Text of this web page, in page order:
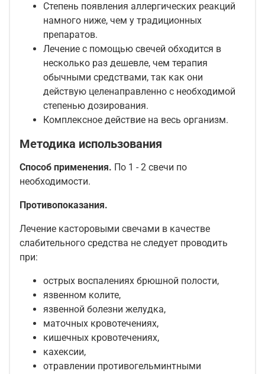
Степень появления аллергических реакций
намного ниже, чем у традиционных
препаратов.
Лечение с помощью свечей обходится в
несколько раз дешевле, чем терапия
обычными средствами, так как они
действую целенаправленно с необходимой
степенью дозирования.
Комплексное действие на весь организм.
Методика использования
Способ применения. По 1 - 2 свечи по
необходимости.
Противопоказания.
Лечение касторовыми свечами в качестве
слабительного средства не следует проводить
при:
острых воспалениях брюшной полости,
язвенном колите,
язвенной болезни желудка,
маточных кровотечениях,
кишечных кровотечениях,
кахексии,
отравлении противогельминтными